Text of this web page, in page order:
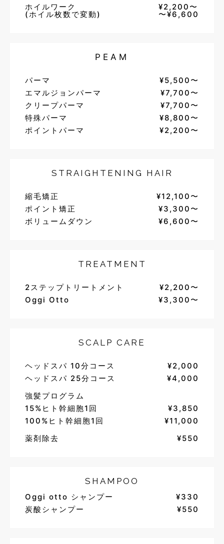
ホイルワーク
(ホイル枚数で変動)
¥2,200〜
〜¥6,600
PEAM
パーマ
¥5,500〜
エマルジョンパーマ
¥7,700〜
クリープパーマ
¥7,700〜
特殊パーマ
¥8,800〜
ポイントパーマ
¥2,200〜
STRAIGHTENING HAIR
縮毛矯正
¥12,100〜
ポイント矯正
¥3,300〜
ボリュームダウン
¥6,600〜
TREATMENT
2ステップトリートメント
¥2,200〜
Oggi Otto
¥3,300〜
SCALP CARE
ヘッドスパ 10分コース
¥2,000
ヘッドスパ 25分コース
¥4,000
強髪プログラム
15%ヒト幹細胞1回
¥3,850
100%ヒト幹細胞1回
¥11,000
薬剤除去
¥550
SHAMPOO
Oggi otto シャンプー
¥330
炭酸シャンプー
¥550